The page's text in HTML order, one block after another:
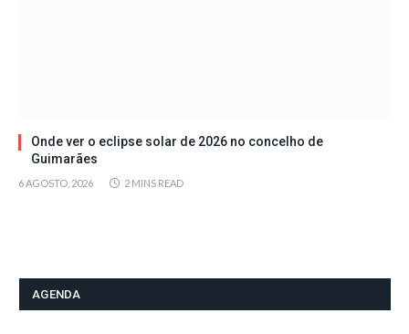
Onde ver o eclipse solar de 2026 no concelho de
Guimarães
6 AGOSTO, 2026 2 MINS READ
AGENDA